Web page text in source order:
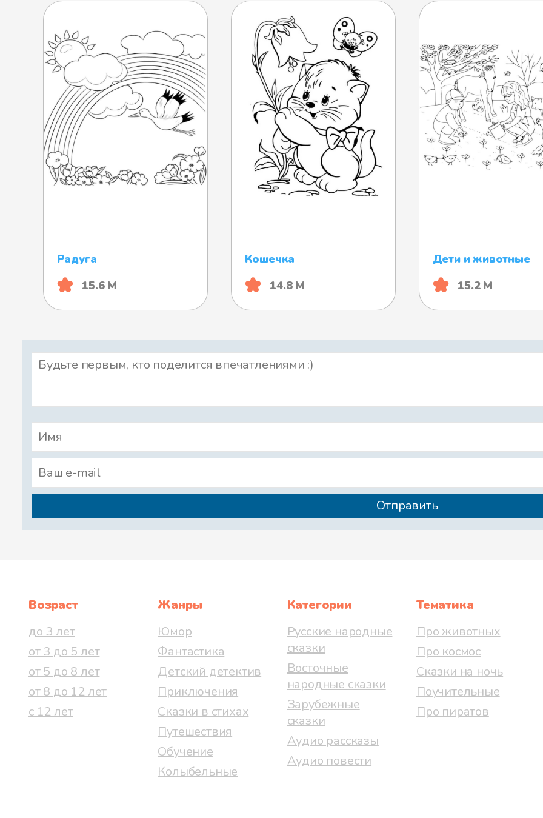
Радуга
15.6 М
Кошечка
14.8 М
Дети и животные
15.2 М
Возраст
до 3 лет
от 3 до 5 лет
от 5 до 8 лет
от 8 до 12 лет
с 12 лет
Жанры
Юмор
Фантастика
Детский детектив
Приключения
Сказки в стихах
Путешествия
Обучение
Колыбельные
Категории
Русские народные
сказки
Восточные
народные сказки
Зарубежные
сказки
Аудио рассказы
Аудио повести
Тематика
Про животных
Про космос
Сказки на ночь
Поучительные
Про пиратов